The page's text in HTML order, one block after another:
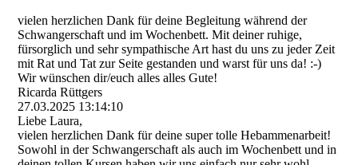
vielen herzlichen Dank für deine Begleitung während der
Schwangerschaft und im Wochenbett. Mit deiner ruhige,
fürsorglich und sehr sympathische Art hast du uns zu jeder Zeit
mit Rat und Tat zur Seite gestanden und warst für uns da! :-)
Wir wünschen dir/euch alles alles Gute!
Ricarda Rüttgers
27.03.2025 13:14:10
Liebe Laura,
vielen herzlichen Dank für deine super tolle Hebammenarbeit!
Sowohl in der Schwangerschaft als auch im Wochenbett und in